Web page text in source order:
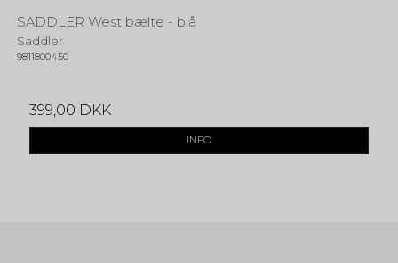
SADDLER West bælte - blå
Saddler
9811800450
399,00 DKK
INFO